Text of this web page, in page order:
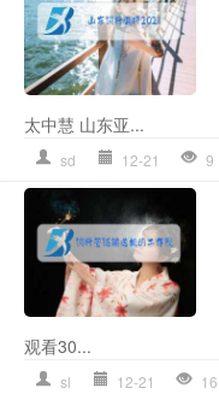
太中慧 山东亚...
sd 12-21 9
观看30...
sl 12-21 16